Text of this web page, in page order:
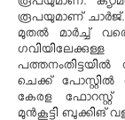
രൂപയുമാണ് ചാർജ്.
മുതൽ മാർച്ച്
ചെക്ക്
കേരള ഫോറസ്റ്റ്
മുൻകൂട്ടി ബുക്കിങ്